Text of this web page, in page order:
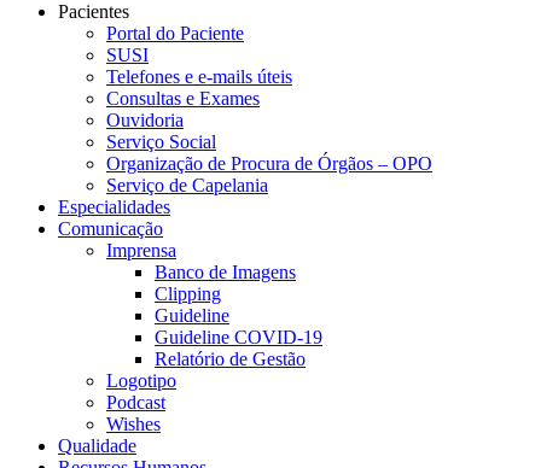
Pacientes
Portal do Paciente
SUSI
Telefones e e-mails úteis
Consultas e Exames
Ouvidoria
Serviço Social
Organização de Procura de Órgãos – OPO
Serviço de Capelania
Especialidades
Comunicação
Imprensa
Banco de Imagens
Clipping
Guideline
Guideline COVID-19
Relatório de Gestão
Logotipo
Podcast
Wishes
Qualidade